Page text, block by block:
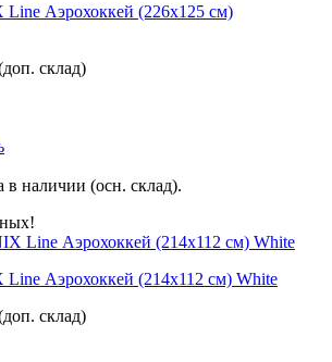
Аэрохоккей (226х125 cм)
склад)
в наличии (осн. склад).
Аэрохоккей (214х112 cм) White
склад)